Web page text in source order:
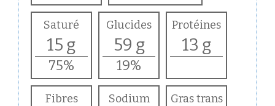
Saturé
15 g
75%
Glucides
59 g
19%
Protéines
13 g
Fibres Sodium Gras trans